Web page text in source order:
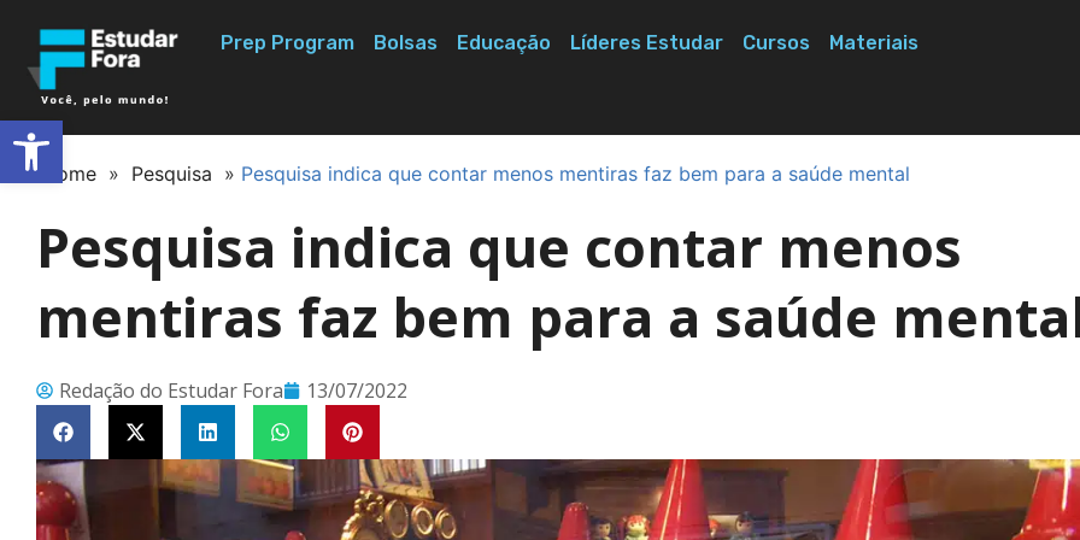
Prep Program Bolsas Educação Líderes Estudar Cursos Materiais
Home » Pesquisa » Pesquisa indica que contar menos mentiras faz bem para a saúde mental
Pesquisa indica que contar menos
mentiras faz bem para a saúde
Redação do Estudar Fora 13/07/2022
Abrir a barra de ferramentas